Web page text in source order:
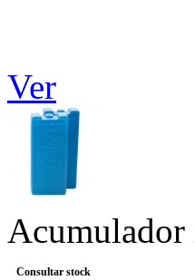
Ver
Consultar stock